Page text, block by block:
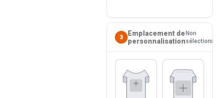
3
Emplacement de
personnalisation
Non
sélectionné